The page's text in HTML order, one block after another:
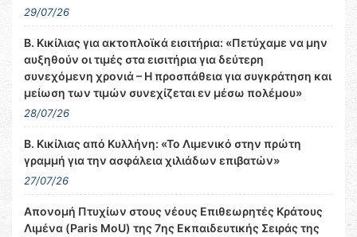
29/07/26
Β. Κικίλιας για ακτοπλοϊκά εισιτήρια: «Πετύχαμε να μην
αυξηθούν οι τιμές στα εισιτήρια για δεύτερη
συνεχόμενη χρονιά – Η προσπάθεια για συγκράτηση και
μείωση των τιμών συνεχίζεται εν μέσω πολέμου»
28/07/26
Β. Κικίλιας από Κυλλήνη: «Το Λιμενικό στην πρώτη
γραμμή για την ασφάλεια χιλιάδων επιβατών»
27/07/26
Απονομή Πτυχίων στους νέους Επιθεωρητές Κράτους
Λιμένα (Paris MoU) της 7ης Εκπαιδευτικής Σειράς της